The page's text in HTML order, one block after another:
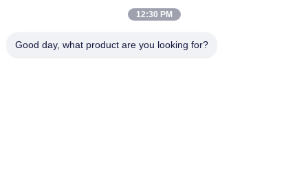
главной передачи
Кнюппель
Толкатель кнюппеля
12:30 PM
Good day, what product are you looking for?